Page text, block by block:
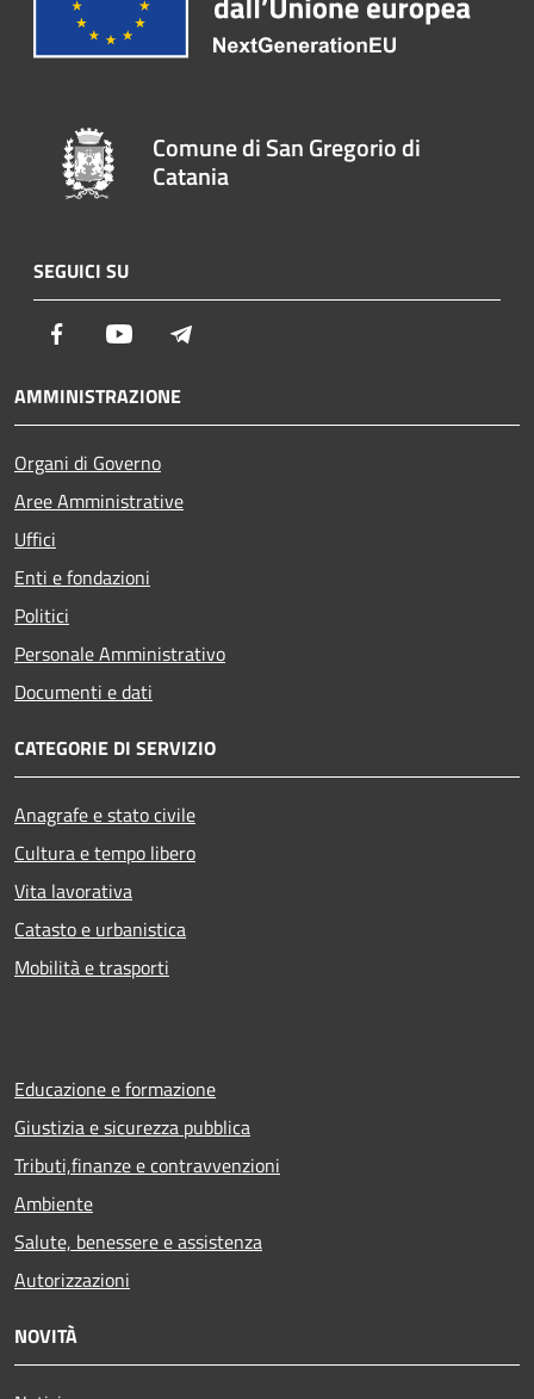
Comune di San Gregorio di
Catania
SEGUICI SU
Facebook Youtube
AMMINISTRAZIONE
Organi di Governo
Aree Amministrative
Uffici
Enti e fondazioni
Politici
Personale Amministrativo
Documenti e dati
CATEGORIE DI SERVIZIO
Anagrafe e stato civile
Cultura e tempo libero
Vita lavorativa
Catasto e urbanistica
Mobilità e trasporti
Educazione e formazione
Giustizia e sicurezza pubblica
Tributi,finanze e contravvenzioni
Ambiente
Salute, benessere e assistenza
Autorizzazioni
NOVITÀ